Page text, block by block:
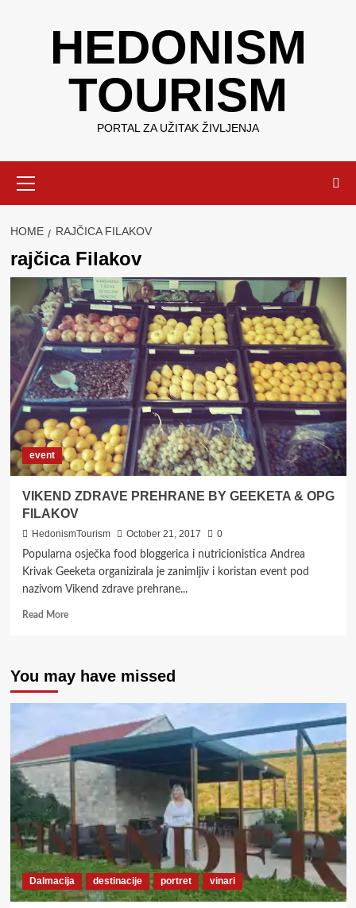
HEDONISM
TOURISM
PORTAL ZA UŽITAK ŽIVLJENJA
Menu
HOME RAJČICA FILAKOV
rajčica Filakov
event
VIKEND ZDRAVE PREHRANE BY GEEKETA & OPG
FILAKOV
HedonismTourism October 21, 2017
0
Popularna osječka food bloggerica i nutricionistica Andrea
Krivak Geeketa organizirala je zanimljiv i koristan event pod
nazivom Vikend zdrave prehrane...
Read MoreRead
ZDRAVE
PREHRANE
BY
&
OPG
FILAKOV
You may have missed
Dalmacija destinacije portret vinari